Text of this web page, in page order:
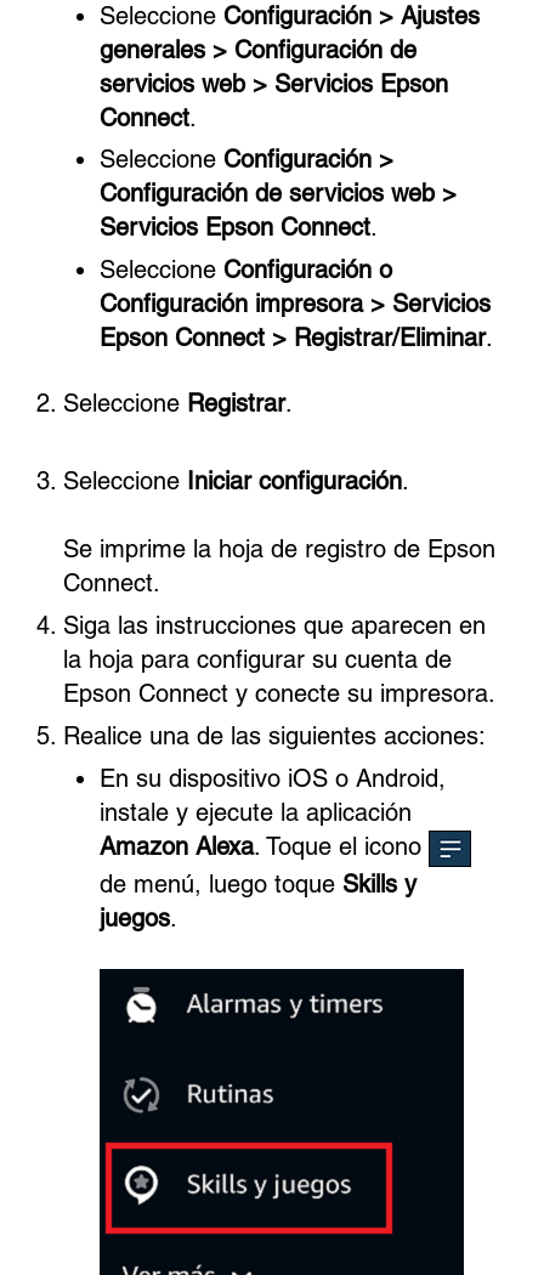
Seleccione Configuración > Ajustes
generales > Configuración de
servicios web > Servicios Epson
Connect.
Seleccione Configuración >
Configuración de servicios web >
Servicios Epson Connect.
Seleccione Configuración o
Configuración impresora > Servicios
Epson Connect > Registrar/Eliminar.
Seleccione Registrar.
Seleccione Iniciar configuración.
Se imprime la hoja de registro de Epson
Connect.
Siga las instrucciones que aparecen en
la hoja para configurar su cuenta de
Epson Connect y conecte su impresora.
Realice una de las siguientes acciones:
En su dispositivo iOS o Android,
instale y ejecute la aplicación
Amazon Alexa. Toque el icono
de menú, luego toque Skills y
juegos.